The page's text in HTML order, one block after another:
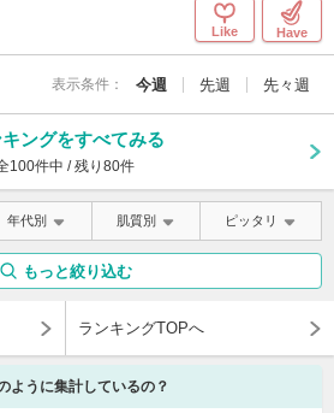
Like Have
表示条件： 今週 先週 先々週
ングをすべてみる
100件中 / 残り80件
年代別 肌質別 ピッタリ
もっと絞り込む
ランキングTOPへ
ように集計しているの？